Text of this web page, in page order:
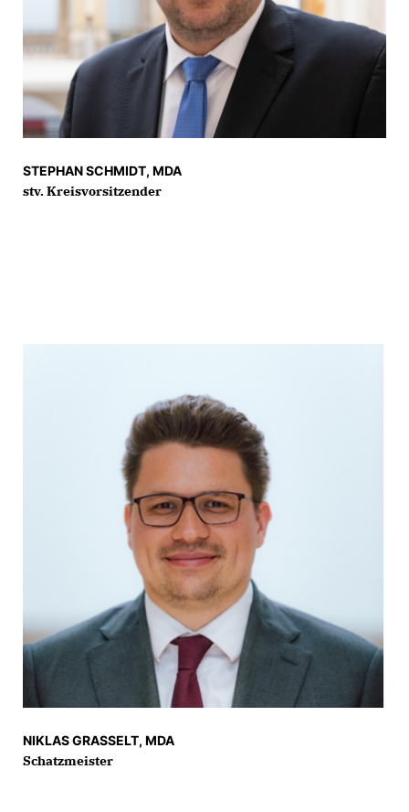
STEPHAN SCHMIDT, MDA
stv. Kreisvorsitzender
NIKLAS GRASSELT, MDA
Schatzmeister